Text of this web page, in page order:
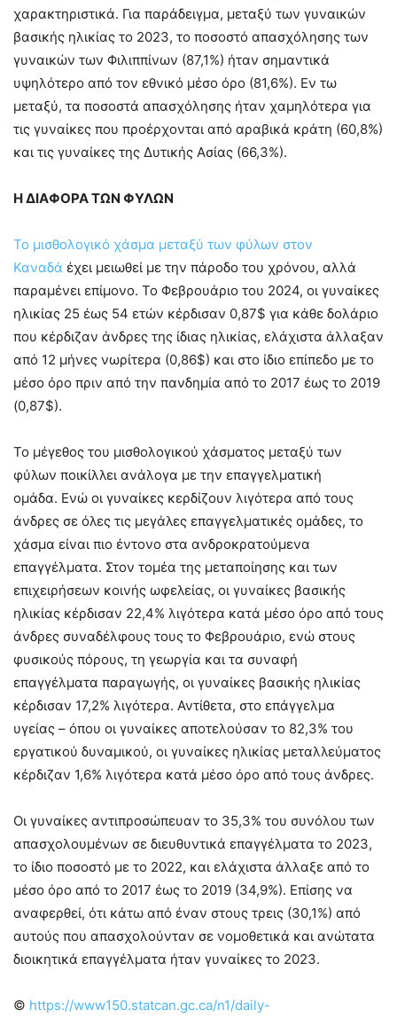
χαρακτηριστικά. Για παράδειγμα, μεταξύ των γυναικών
βασικής ηλικίας το 2023, το ποσοστό απασχόλησης των
γυναικών των Φιλιππίνων (87,1%) ήταν σημαντικά
υψηλότερο από τον εθνικό μέσο όρο (81,6%). Εν τω
μεταξύ, τα ποσοστά απασχόλησης ήταν χαμηλότερα για
τις γυναίκες που προέρχονται από αραβικά κράτη (60,8%)
και τις γυναίκες της Δυτικής Ασίας (66,3%).
Η ΔΙΑΦΟΡΑ ΤΩΝ ΦΥΛΩΝ
Το μισθολογικό χάσμα μεταξύ των φύλων στον
Καναδά έχει μειωθεί με την πάροδο του χρόνου, αλλά
παραμένει επίμονο. Το Φεβρουάριο του 2024, οι γυναίκες
ηλικίας 25 έως 54 ετών κέρδισαν 0,87$ για κάθε δολάριο
που κέρδιζαν άνδρες της ίδιας ηλικίας, ελάχιστα άλλαξαν
από 12 μήνες νωρίτερα (0,86$) και στο ίδιο επίπεδο με το
μέσο όρο πριν από την πανδημία από το 2017 έως το 2019
(0,87$).
Το μέγεθος του μισθολογικού χάσματος μεταξύ των
φύλων ποικίλλει ανάλογα με την επαγγελματική
ομάδα. Ενώ οι γυναίκες κερδίζουν λιγότερα από τους
άνδρες σε όλες τις μεγάλες επαγγελματικές ομάδες, το
χάσμα είναι πιο έντονο στα ανδροκρατούμενα
επαγγέλματα. Στον τομέα της μεταποίησης και των
επιχειρήσεων κοινής ωφελείας, οι γυναίκες βασικής
ηλικίας κέρδισαν 22,4% λιγότερα κατά μέσο όρο από τους
άνδρες συναδέλφους τους το Φεβρουάριο, ενώ στους
φυσικούς πόρους, τη γεωργία και τα συναφή
επαγγέλματα παραγωγής, οι γυναίκες βασικής ηλικίας
κέρδισαν 17,2% λιγότερα. Αντίθετα, στο επάγγελμα
υγείας – όπου οι γυναίκες αποτελούσαν το 82,3% του
εργατικού δυναμικού, οι γυναίκες ηλικίας μεταλλεύματος
κέρδιζαν 1,6% λιγότερα κατά μέσο όρο από τους άνδρες.
Οι γυναίκες αντιπροσώπευαν το 35,3% του συνόλου των
απασχολουμένων σε διευθυντικά επαγγέλματα το 2023,
το ίδιο ποσοστό με το 2022, και ελάχιστα άλλαξε από το
μέσο όρο από το 2017 έως το 2019 (34,9%). Επίσης να
αναφερθεί, ότι κάτω από έναν στους τρεις (30,1%) από
αυτούς που απασχολούνταν σε νομοθετικά και ανώτατα
διοικητικά επαγγέλματα ήταν γυναίκες το 2023.
© https://www150.statcan.gc.ca/n1/daily-